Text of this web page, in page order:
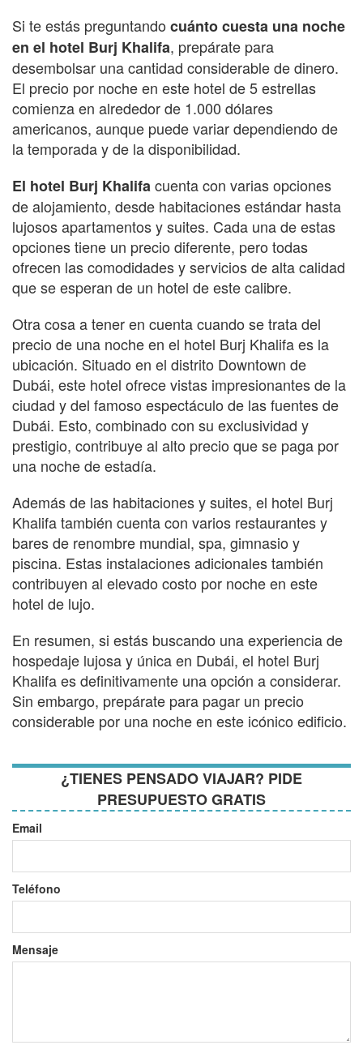
Si te estás preguntando cuánto cuesta una noche
en el hotel Burj Khalifa, prepárate para
desembolsar una cantidad considerable de dinero.
El precio por noche en este hotel de 5 estrellas
comienza en alrededor de 1.000 dólares
americanos, aunque puede variar dependiendo de
la temporada y de la disponibilidad.
El hotel Burj Khalifacuenta con varias opciones
de alojamiento, desde habitaciones estándar hasta
lujosos apartamentos y suites. Cada una de estas
opciones tiene un precio diferente, pero todas
ofrecen las comodidades y servicios de alta calidad
que se esperan de un hotel de este calibre.
Otra cosa a tener en cuenta cuando se trata del
precio de una noche en el hotel Burj Khalifa es la
ubicación. Situado en el distrito Downtown de
Dubái, este hotel ofrece vistas impresionantes de la
ciudad y del famoso espectáculo de las fuentes de
Dubái. Esto, combinado con su exclusividad y
prestigio, contribuye al alto precio que se paga por
una noche de estadía.
Además de las habitaciones y suites, el hotel Burj
Khalifa también cuenta con varios restaurantes y
bares de renombre mundial, spa, gimnasio y
piscina. Estas instalaciones adicionales también
contribuyen al elevado costo por noche en este
hotel de lujo.
En resumen, si estás buscando una experiencia de
hospedaje lujosa y única en Dubái, el hotel Burj
Khalifa es definitivamente una opción a considerar.
Sin embargo, prepárate para pagar un precio
considerable por una noche en este icónico edificio.
¿TIENES PENSADO VIAJAR? PIDE
PRESUPUESTO GRATIS
Email
Teléfono
Mensaje